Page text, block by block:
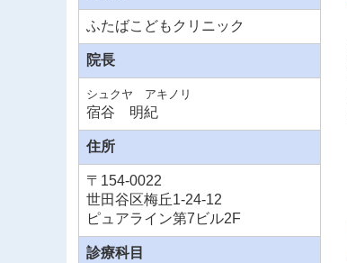
ふたばこどもクリニック
院長
シュクヤ アキノリ
宿谷 明紀
住所
〒 154-0022
世田谷区梅丘1-24-12
ピュアライン第7ビル2F
診療科目